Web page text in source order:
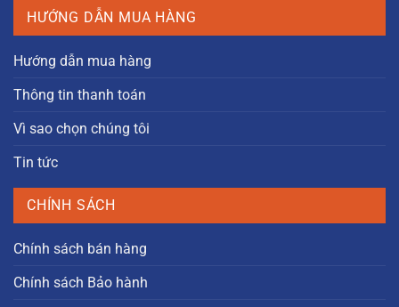
HƯỚNG DẪN MUA HÀNG
Hướng dẫn mua hàng
Thông tin thanh toán
Vì sao chọn chúng tôi
Tin tức
CHÍNH SÁCH
Chính sách bán hàng
Chính sách Bảo hành